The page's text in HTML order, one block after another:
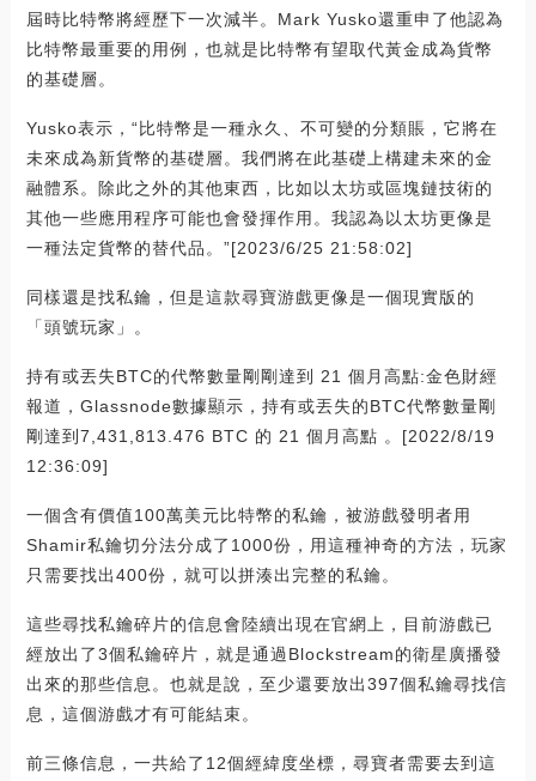
屆時比特幣將經歷下一次減半。Mark Yusko還重申了他認為
比特幣最重要的用例，也就是比特幣有望取代黃金成為貨幣
的基礎層。
Yusko表示，“比特幣是一種永久、不可變的分類賬，它將在
未來成為新貨幣的基礎層。我們將在此基礎上構建未來的金
融體系。除此之外的其他東西，比如以太坊或區塊鏈技術的
其他一些應用程序可能也會發揮作用。我認為以太坊更像是
一種法定貨幣的替代品。”[2023/6/25 21:58:02]
同樣還是找私鑰，但是這款尋寶游戲更像是一個現實版的
「頭號玩家」。
持有或丟失BTC的代幣數量剛剛達到 21 個月高點:金色財經
報道，Glassnode數據顯示，持有或丟失的BTC代幣數量剛
剛達到7,431,813.476 BTC 的 21 個月高點 。[2022/8/19
12:36:09]
一個含有價值100萬美元比特幣的私鑰，被游戲發明者用
Shamir私鑰切分法分成了1000份，用這種神奇的方法，玩家
只需要找出400份，就可以拼湊出完整的私鑰。
這些尋找私鑰碎片的信息會陸續出現在官網上，目前游戲已
經放出了3個私鑰碎片，就是通過Blockstream的衛星廣播發
出來的那些信息。也就是說，至少還要放出397個私鑰尋找信
息，這個游戲才有可能結束。
前三條信息，一共給了12個經緯度坐標，尋寶者需要去到這